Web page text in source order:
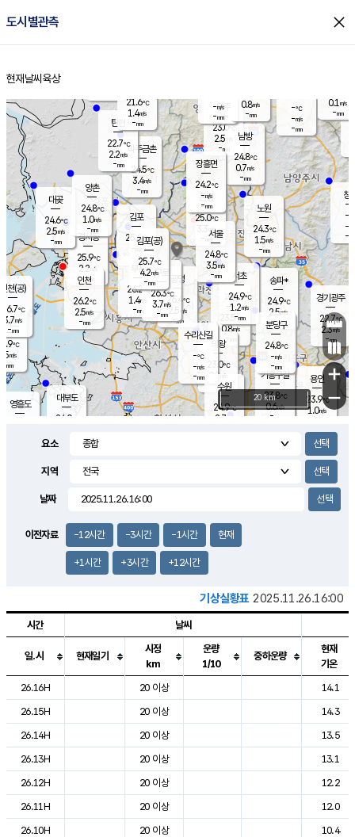
도시별관측 close
홈
현재날씨 육상
의도
℃
m/s
mm
영흥도
양주
23.0℃
2.5
-mm
과천
23.5℃
0.8m/s
- mm
용인
23.9℃
1.0m/s
경기광주
22.7℃
2.3m/s
-mm
1.0m/s
대부도
24.0
경서동
25.9℃
2.2 m/s
-mm
파주금촌
24.5℃
3.4m/s
-mm
-℃
-m/s
-mm
대곶
24.6℃
2.5m/s
-mm
창
-
-m/
-
탄현
22.7℃
2.2m/s
-mm
0.1 m/s
-mm
의왕
23.0℃
0.2m/s
mm
김포
25.6℃
-m/s
mm
광명
26.4 ℃
2.5 m/s
-mm
부천
26.2℃
1.4m/s
-mm
양촌
24.8℃
1.0m/s
-mm
구로
26.3℃
3.7m/s
-mm
은평
25.0℃
3.3 m/s
- mm
노원
24.3℃
1.5m/s
-mm
송파*
24.9℃
2.5m/s
-mm
서초
24.9℃
1.2m/s
-mm
남방
24.8℃
0.7m/s
-mm
기흥구갈
23.8℃
0.6m/s
-
수리산길
-℃
-m/s
-mm
분당구
24.8℃
-m/s
-mm
장흥면
24.2℃
-m/s
-mm
-m/s
-mm
인천(공)
26.7℃
3.7m/s
-mm
김포(공)
25.7℃
4.2m/s
-mm
수원
24.9℃
2.7 m/s
인천
26.2℃
2.5m/s
-mm
서울
24.8℃
3.5m/s
-mm
21.6℃
1.4m/s
-mm
0.8m/s
-mm
+
−
20 km
요소
지역
날짜
이전자료 -12시간 -3시간 -1시간 현재
+1시간 +3시간 +12시간
기상실황표 2025.11.26.16:00
도시별 기상실황표로 지점, 날씨, 기온, 강수, 바람, 기압등을 안내한 표입
시간 날씨
일.시 현재일기
시정
km
운량
1/10
중하운량
현재
기온
26.16H
20 이상
14.1
26.15H
20 이상
14.3
26.14H
20 이상
13.5
26.13H
20 이상
13.1
26.12H
20 이상
12.2
26.11H
20 이상
12.0
26.10H
20 이상
10.4